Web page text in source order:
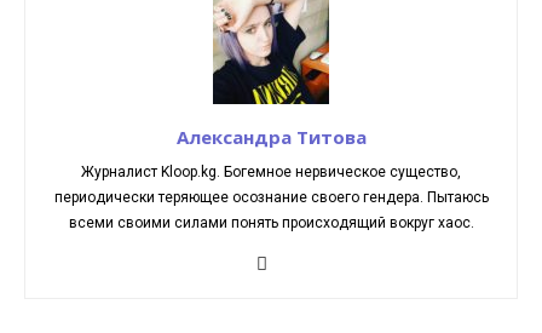
Александра Титова
Журналист Kloop.kg. Богемное нервическое существо,
периодически теряющее осознание своего гендера. Пытаюсь
всеми своими силами понять происходящий вокруг хаос.